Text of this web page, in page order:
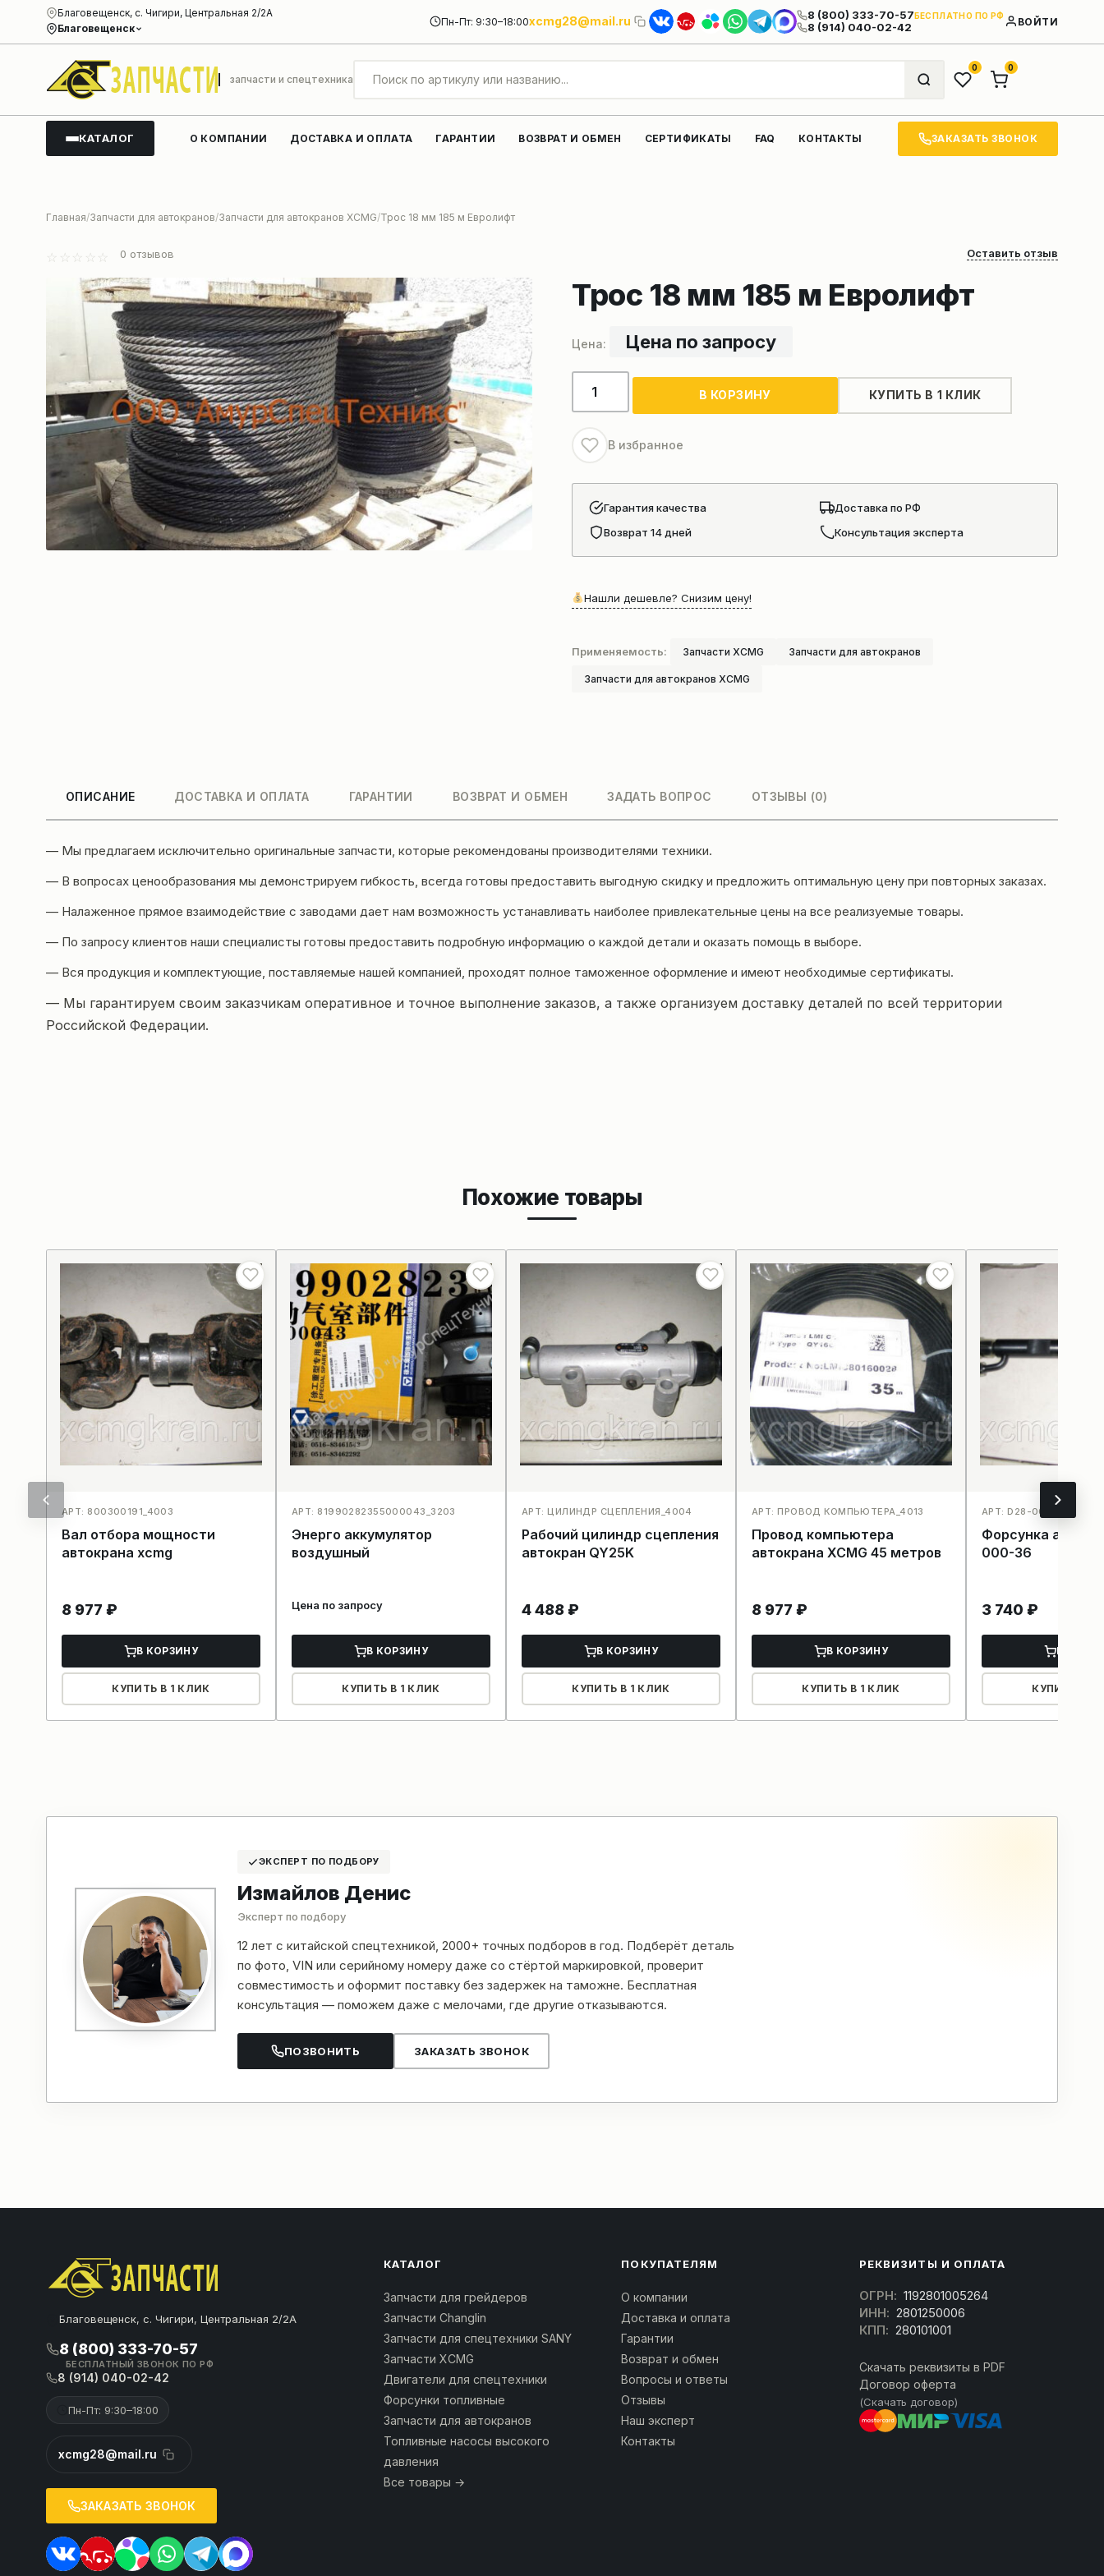
Благовещенск
Благовещенск, с. Чигири, Центральная 2/2А
Пн-Пт: 9:30–18:00xcmg28@mail.ru 8 (800) 333-70-57БЕСПЛАТНО ПО РФ
8 (914) 040-02-42 ВОЙТИ
запчасти и спецтехника
0 0
КАТАЛОГ О КОМПАНИИ ДОСТАВКА И ОПЛАТА ГАРАНТИИ ВОЗВРАТ И ОБМЕН СЕРТИФИКАТЫ FAQ КОНТАКТЫ ЗАКАЗАТЬ ЗВОНОК
Главная Запчасти для автокранов Запчасти для автокранов XCMG Трос 18 мм 185 м Евролифт
0 отзывов Оставить отзыв
Трос 18 мм 185 м Евролифт
Цена по запросу
Количество
товара
18
мм
185
Евролифт
В КОРЗИНУ КУПИТЬ В 1 КЛИК
В избранное
Гарантия качества
Доставка по РФ
Возврат 14 дней
Консультация эксперта
Нашли дешевле? Снизим цену!
Применяемость: Запчасти XCMG Запчасти для автокранов
Запчасти для автокранов XCMG
ОПИСАНИЕ ДОСТАВКА И ОПЛАТА ГАРАНТИИ ВОЗВРАТ И ОБМЕН ЗАДАТЬ ВОПРОС ОТЗЫВЫ (0)
— Мы предлагаем исключительно оригинальные запчасти, которые рекомендованы производителями техники.
— В вопросах ценообразования мы демонстрируем гибкость, всегда готовы предоставить выгодную скидку и предложить оптимальную цену при повторных заказах.
— Налаженное прямое взаимодействие с заводами дает нам возможность устанавливать наиболее привлекательные цены на все реализуемые товары.
— По запросу клиентов наши специалисты готовы предоставить подробную информацию о каждой детали и оказать помощь в выборе.
— Вся продукция и комплектующие, поставляемые нашей компанией, проходят полное таможенное оформление и имеют необходимые сертификаты.
— Мы гарантируем своим заказчикам оперативное и точное выполнение заказов, а также организуем доставку деталей по всей территории
Российской Федерации.
Похожие товары
АРТ: 800300191_4003
Вал отбора мощности
автокрана xcmg
8 977 ₽
В КОРЗИНУ
КУПИТЬ В 1 КЛИК
АРТ: 81990282355000043_3203
Энерго аккумулятор
воздушный
Цена по запросу
В КОРЗИНУ
КУПИТЬ В 1 КЛИК
АРТ: ЦИЛИНДР СЦЕПЛЕНИЯ_4004
Рабочий цилиндр сцепления
автокран QY25K
4 488 ₽
В КОРЗИНУ
КУПИТЬ В 1 КЛИК
АРТ: ПРОВОД КОМПЬЮТЕРА_4013
Провод компьютера
автокрана XCMG 45 метров
8 977 ₽
В КОРЗИНУ
КУПИТЬ В 1 КЛИК
АРТ: D28-000-36_4006
Форсунка
000-36
3 740 ₽
В
КУПИТЬ В 1
ЭКСПЕРТ ПО ПОДБОРУ
Измайлов Денис
Эксперт по подбору
12 лет с китайской спецтехникой, 2000+ точных подборов в год. Подберёт деталь
по фото, VIN или серийному номеру даже со стёртой маркировкой, проверит
совместимость и оформит поставку без задержек на таможне. Бесплатная
консультация — поможем даже с мелочами, где другие отказываются.
ПОЗВОНИТЬ ЗАКАЗАТЬ ЗВОНОК
Благовещенск, с. Чигири, Центральная 2/2А
8 (800) 333-70-57
БЕСПЛАТНЫЙ ЗВОНОК ПО РФ
8 (914) 040-02-42
Пн-Пт: 9:30–18:00
xcmg28@mail.ru
ЗАКАЗАТЬ ЗВОНОК
КАТАЛОГ
Запчасти для грейдеров
Запчасти Changlin
Запчасти для спецтехники SANY
Запчасти XCMG
Двигатели для спецтехники
Форсунки топливные
Запчасти для автокранов
Топливные насосы высокого
давления
Все товары →
ПОКУПАТЕЛЯМ
О компании
Доставка и оплата
Гарантии
Возврат и обмен
Вопросы и ответы
Отзывы
Наш эксперт
Контакты
РЕКВИЗИТЫ И ОПЛАТА
ОГРН: 1192801005264
ИНН: 2801250006
КПП: 280101001
Скачать реквизиты в PDF
Договор оферта
(Скачать договор)